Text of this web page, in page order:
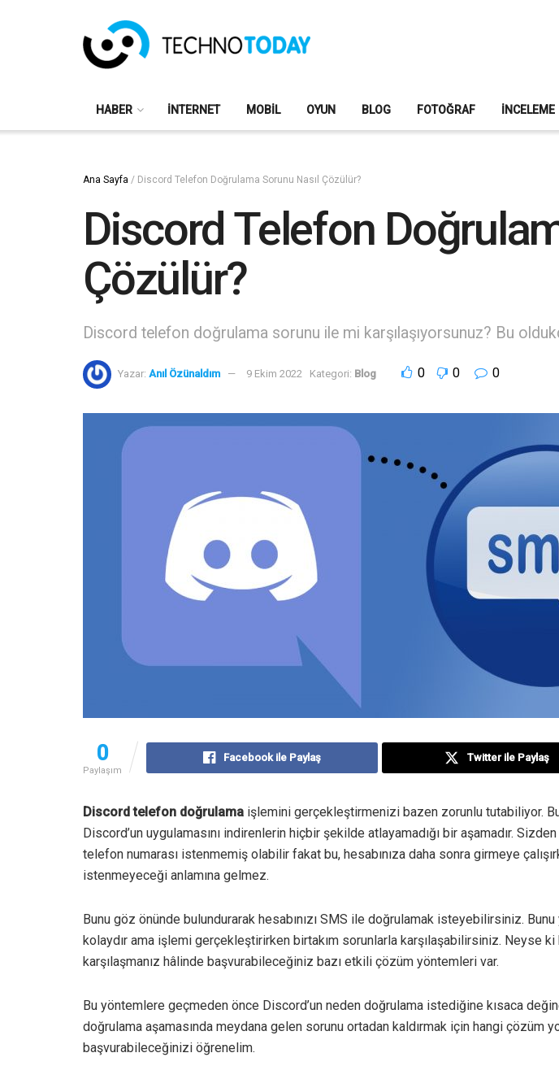
HABER İNTERNET MOBIL OYUN BLOG FOTOĞRAF İNCELEME
Ana Sayfa / Discord Telefon Doğrulama Sorunu Nasıl Çözülür?
Discord Telefon
Çözülür?
Discord telefon doğrulama sorunu ile mi karşılaşıyorsunuz? Bu
Yazar: Anıl Özünaldım 9 Ekim 2022 Kategori: Blog 0 0 0
0
Paylaşım
Facebook ile Paylaş Twitter ile Paylaş
Discord telefon doğrulama işlemini gerçekleştirmenizi bazen zorunlu tutabiliyor.
Discord’un uygulamasını indirenlerin hiçbir şekilde atlayamadığı bir aşamadır.
telefon numarası istenmemiş olabilir fakat bu, hesabınıza daha sonra girmeye
istenmeyeceği anlamına gelmez.
Bunu göz önünde bulundurarak hesabınızı SMS ile doğrulamak isteyebilirsiniz.
kolaydır ama işlemi gerçekleştirirken birtakım sorunlarla karşılaşabilirsiniz. Neyse
karşılaşmanız hâlinde başvurabileceğiniz bazı etkili çözüm yöntemleri var.
Bu yöntemlere geçmeden önce Discord’un neden doğrulama istediğine kısaca
doğrulama aşamasında meydana gelen sorunu ortadan kaldırmak için hangi çözüm
başvurabileceğinizi öğrenelim.